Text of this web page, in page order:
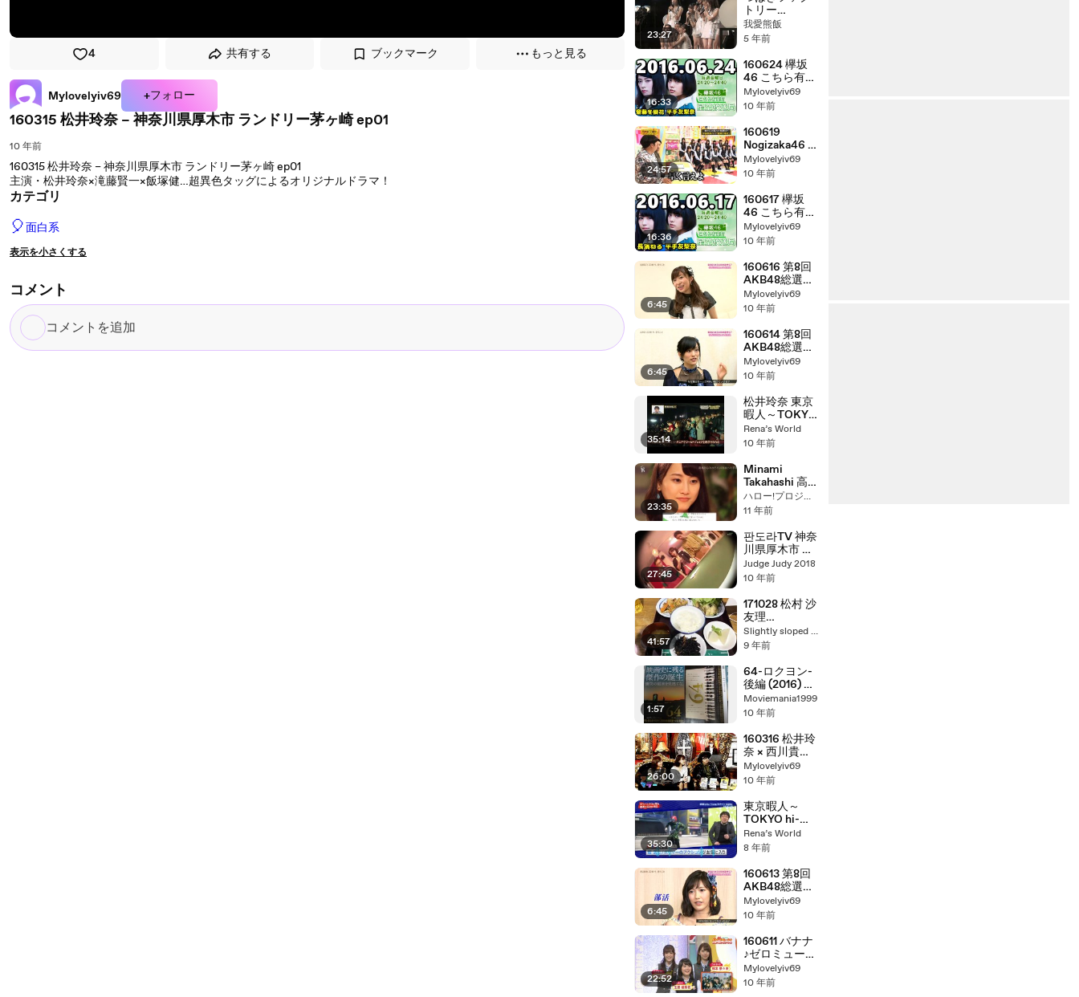
4 共有する ブックマーク もっと見る
Mylovelyiv69 +フォロー
160315 松井玲奈 – 神奈川県厚木市 ランドリー茅ヶ崎 ep01
10 年前
160315 松井玲奈 – 神奈川県厚木市 ランドリー茅ヶ崎 ep01
主演・松井玲奈×滝藤賢一×飯塚健…超異色タッグによるオリジナルドラマ！
カテゴリ
🎈面白系
表示を小さくする
コメント
コ
メ
23:27
トリー
Premium「Pre
mier seat」 バ
映像
我愛熊飯
5 年前
16:33
160624 欅坂
46 こちら有楽
町星空放送局
【平手友梨奈・
Mylovelyiv69
10 年前
24:57
160619
Nogizaka46 -
Nogizaka
Under
#59
Mylovelyiv69
10 年前
16:36
160617 欅坂
46 こちら有楽
町星空放送局
【平手友梨奈・
Mylovelyiv69
10 年前
6:45
160616 第8回
AKB48総選挙
直前SP ～指原
莉乃 23歳 今、
Mylovelyiv69
10 年前
6:45
160614 第8回
AKB48総選挙
直前SP ～山本
彩 22歳 今、思
Mylovelyiv69
10 年前
35:14
松井玲奈 東京
暇人～TOKYO
hi-IMAGINE～
2016-06-11
Rena’s World
10 年前
23:35
Minami
Takahashi 高
橋 みなみ &
Rena Matsui
Mujack
20150807
ハロー!プロジェクト Fans
11 年前
27:45
판도라TV 神奈
川県厚木市 ラ
ンドリー茅ヶ
崎 第２話
Judge Judy 2018
10 年前
41:57
171028 松村 沙
友理
SHOWROOM【
秋元 桜井 若月
岩本 伊藤理 山
崎 伊藤か】乃木
坂46
Slightly sloped road 46
9 年前
1:57
64-ロクヨン-
後編 (2016) 映
画チラシ
Moviemania1999
10 年前
26:00
160316 松井玲
奈 × 西川貴教
– アニマゲ
(AniMaGa)
Mylovelyiv69
10 年前
35:30
東京暇人～
TOKYO hi-
IMAGINE～
2018-02-17 松
Rena’s World
8 年前
6:45
160613 第8回
AKB48総選挙
直前SP ～渡辺
麻友 22歳 今、
Mylovelyiv69
10 年前
22:52
160611 バナナ
♪ゼロミュージ
ック 【乃木坂
46 生田絵梨
Mylovelyiv69
10 年前